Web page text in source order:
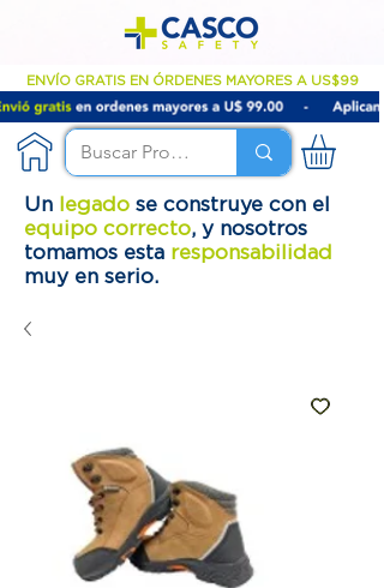
ENVÍO GRATIS EN ÓRDENES MAYORES A US$99
Un legado se construye con el
equipo correcto, y nosotros
tomamos esta responsabilidad
muy en serio.